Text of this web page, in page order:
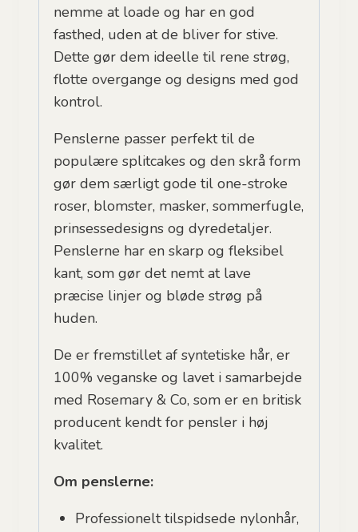
nemme at loade og har en god
fasthed, uden at de bliver for stive.
Dette gør dem ideelle til rene strøg,
flotte overgange og designs med god
kontrol.
Penslerne passer perfekt til de
populære splitcakes og den skrå form
gør dem særligt gode til one-stroke
roser, blomster, masker, sommerfugle,
prinsessedesigns og dyredetaljer.
Penslerne har en skarp og fleksibel
kant, som gør det nemt at lave
præcise linjer og bløde strøg på
huden.
De er fremstillet af syntetiske hår, er
100% veganske og lavet i samarbejde
med Rosemary & Co, som er en britisk
producent kendt for pensler i høj
kvalitet.
Om penslerne:
Professionelt tilspidsede nylonhår,